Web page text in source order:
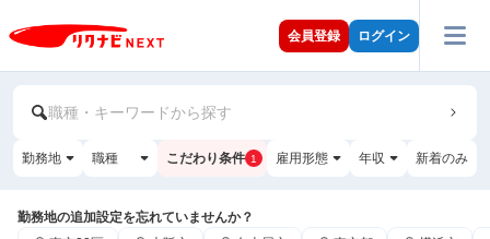
会員登録 ログイン
職種・キーワードから探す
勤務地 職種 こだわり条件 1 雇用形態 年収 新着のみ
勤務地の追加設定を忘れていませんか？